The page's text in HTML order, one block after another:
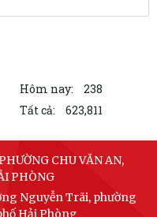
Hôm nay:
238
Tất cả: 623,811
CHU VĂN AN,
PHÒNG
Nguyễn Trãi, phường
Hải Phòng